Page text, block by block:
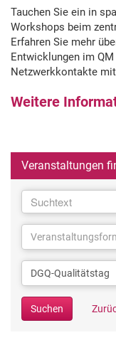
Tauchen Sie ein in
Workshops beim
Erfahren Sie mehr
Entwicklungen im
Netzwerkkontakte
Weitere
Veranstaltungen
Suchtext
Suchtext
Veranstaltungsformat
Kategorie
DGQ-Qualitätstag
Kategorie
Suchen